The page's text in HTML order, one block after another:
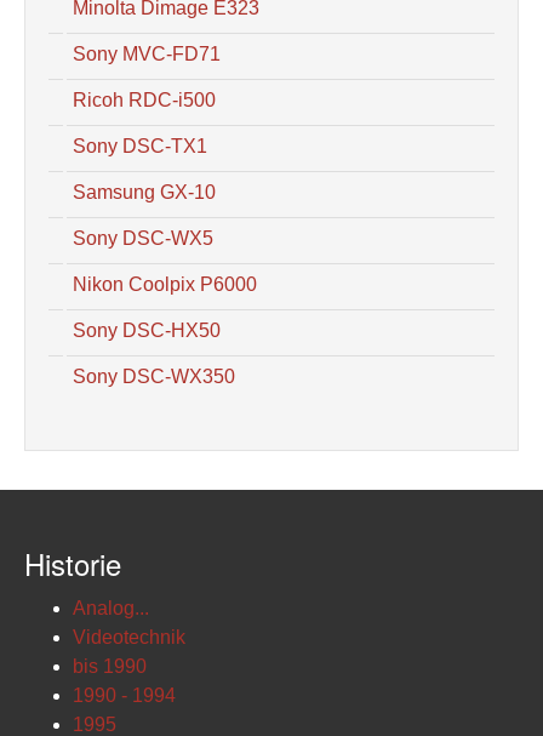
Minolta Dimage E323
Sony MVC-FD71
Ricoh RDC-i500
Sony DSC-TX1
Samsung GX-10
Sony DSC-WX5
Nikon Coolpix P6000
Sony DSC-HX50
Sony DSC-WX350
Historie
Analog...
Videotechnik
bis 1990
1990 - 1994
1995